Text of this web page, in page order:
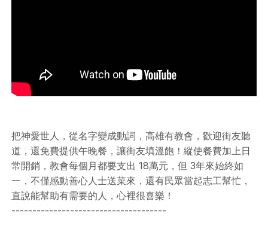
把神愛世人，從名字變成動詞，高雄有教會，歡迎街友聽
道，還免費提供­午晚餐，讓街友填溫飽！縱使餐費加上日
常開銷，教會每個月都要支出 18萬元，但 3年來­始終如
一，不僅感動善心人士送菜來，還有民眾當起志工幫忙，
直說能幫助有需要的人，心­裡很喜樂！
-------------------------------------